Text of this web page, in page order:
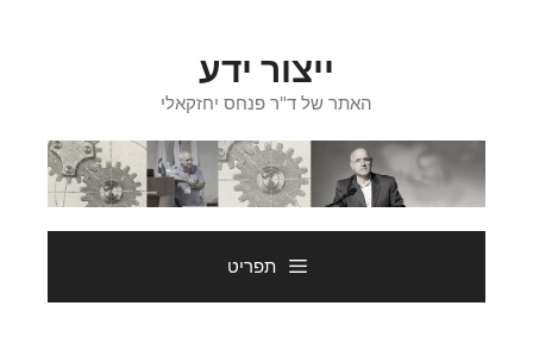
ייצור ידע
האתר של ד"ר פנחס יחזקאלי
תפריט